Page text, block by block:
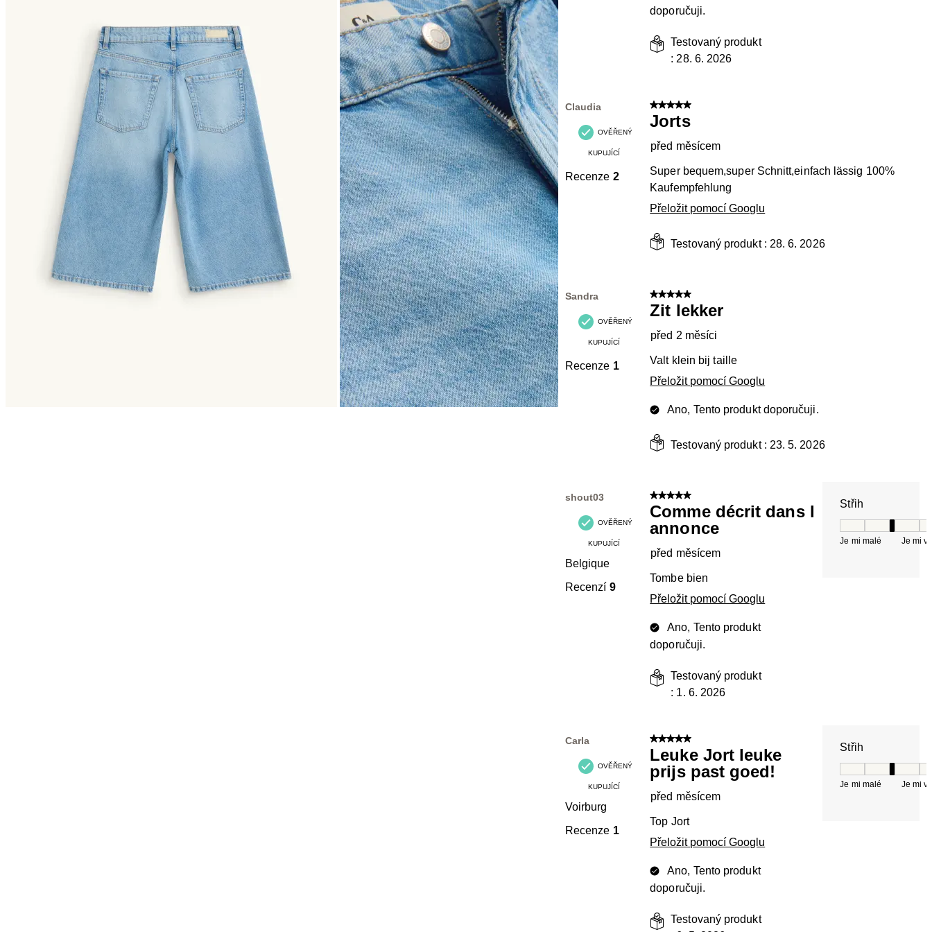
doporučuji.
Testovaný produkt
: 28. 6. 2026
Claudia
OVĚŘENÝ
KUPUJÍCÍ
Recenze 2
5 z 5 hvězdiček.
Jorts
před měsícem
Super bequem,super Schnitt,einfach lässig 100%
Kaufempfehlung
Přeložit pomocí Googlu
Testovaný produkt : 28. 6. 2026
Sandra
OVĚŘENÝ
KUPUJÍCÍ
Recenze 1
5 z 5 hvězdiček.
Zit lekker
před 2 měsíci
Valt klein bij taille
Přeložit pomocí Googlu
Ano, Tento produkt doporučuji.
Testovaný produkt : 23. 5. 2026
shout03
OVĚŘENÝ
KUPUJÍCÍ
Belgique
Recenzí 9
5 z 5 hvězdiček.
Comme décrit dans l
annonce
před měsícem
Tombe bien
Přeložit pomocí Googlu
Ano, Tento produkt
doporučuji.
Testovaný produkt
: 1. 6. 2026
Střih
Je mi malé Je mi
Carla
OVĚŘENÝ
KUPUJÍCÍ
Voirburg
Recenze 1
5 z 5 hvězdiček.
Leuke Jort leuke
prijs past goed!
před měsícem
Top Jort
Přeložit pomocí Googlu
Ano, Tento produkt
doporučuji.
Testovaný produkt
Střih
Je mi malé Je mi